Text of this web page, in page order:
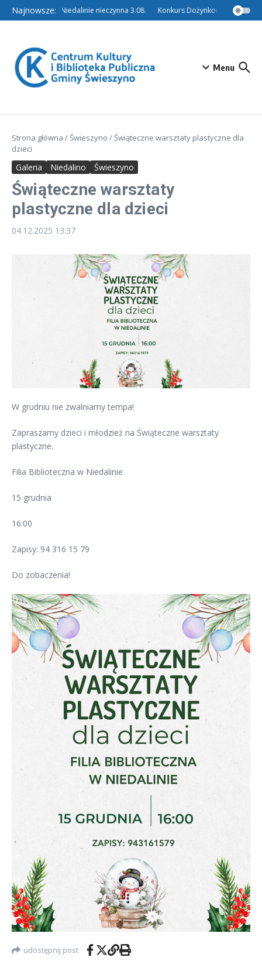
Przejdź do treści
Najnowsze:Filia w Niedalinie nieczynna 3.08. Konkurs Dożynkowy –
Menu
Strona główna /Świeszyno /Świąteczne warsztaty plastyczne dla
dzieci
Galeria Niedalino Świeszyno
Świąteczne warsztaty
plastyczne dla dzieci
04.12.2025 13:37
W grudniu nie zwalniamy tempa!
Zapraszamy dzieci i młodzież na Świąteczne warsztaty
plastyczne.
Filia Biblioteczna w Niedalinie
15 grudnia
16:00
Zapisy: 94 316 15 79
Do zobaczenia!
udostępnij post